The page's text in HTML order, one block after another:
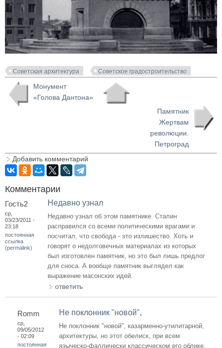
Советская архитектура Советское градостроительство
Монумент
«Голова Дантона»
Памятник
Жертвам
революции.
Петроград
Добавить комментарий
Комментарии
Гость2
ср,
03/23/2011 -
23:18
постоянная
ссылка
(permalink)
Недавно узнал
Недавно узнал об этом памятнике. Сталин
расправился со всеми политическими врагами и
посчитал, что свобода - это излишество. Хоть и
говорят о недолговечных материалах из которых
был изготовлен памятник, но это был лишь предлог
для сноса. А вообще памятник выглядел как
выражение масонских идей.
ответить
Romm
ср,
09/05/2012
- 02:09
постоянная
Не поклонник "новой",
Не поклонник "новой", казарменно-утилитарной,
архитектуры, но этот обелиск, при всем
языческо-фаллически классическом его облике,